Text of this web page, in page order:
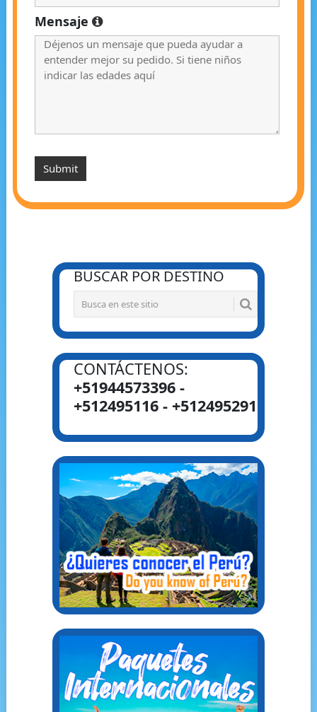
Mensaje
BUSCAR POR DESTINO
CONTÁCTENOS:
+51944573396 -
+512495116 - +512495291